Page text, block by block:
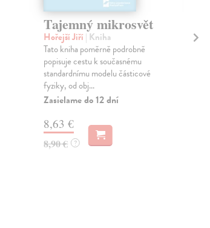
Tajemný mikrosvět
Hořejší Jiří | Kniha
Tato kniha poměrně podrobně
popisuje cestu k současnému
standardnímu modelu částicové
fyziky, od obj...
Zasielame do 12 dní
8,63 €
8,90 € ?